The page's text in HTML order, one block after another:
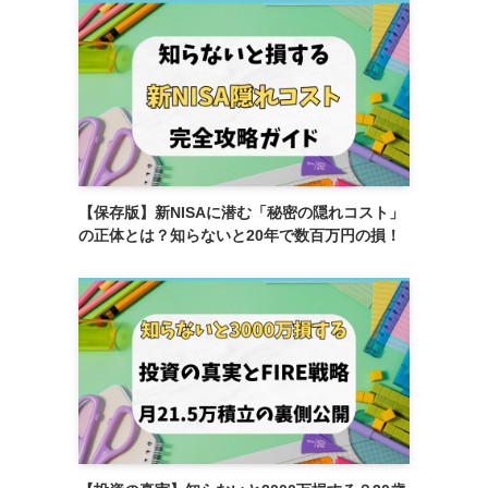
【保存版】新NISAに潜む「秘密の隠れコスト」
の正体とは？知らないと20年で数百万円の損！